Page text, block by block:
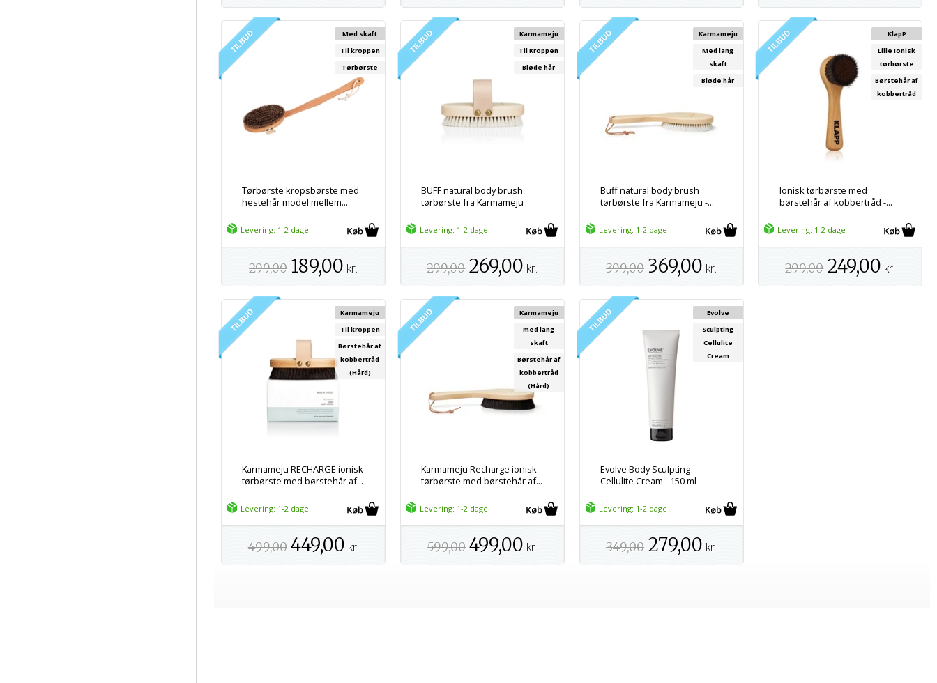
Tørbørste kropsbørste med
hestehår model mellem...
Med skaft
Til kroppen
Tørbørste
Levering: 1-2 dage
299,00 189,00 kr.
BUFF natural body brush
tørbørste fra Karmameju
Karmameju
Til Kroppen
Bløde hår
Levering: 1-2 dage
299,00 269,00 kr.
Buff natural body brush
tørbørste fra Karmameju -...
Karmameju
Med lang
skaft
Bløde hår
Levering: 1-2 dage
399,00 369,00 kr.
Ionisk tørbørste med
børstehår af kobbertråd -...
KlapP
Lille Ionisk
tørbørste
Børstehår af
kobbertråd
Levering: 1-2 dage
299,00 249,00 kr.
Karmameju RECHARGE ionisk
tørbørste med børstehår af...
Karmameju
Til kroppen
Børstehår af
kobbertråd
(Hård)
Levering: 1-2 dage
499,00 449,00 kr.
Karmameju Recharge ionisk
tørbørste med børstehår af...
Karmameju
med lang
skaft
Børstehår af
kobbertråd
(Hård)
Levering: 1-2 dage
599,00 499,00 kr.
Evolve Body Sculpting
Cellulite Cream - 150 ml
Evolve
Sculpting
Cellulite
Cream
Levering: 1-2 dage
349,00 279,00 kr.